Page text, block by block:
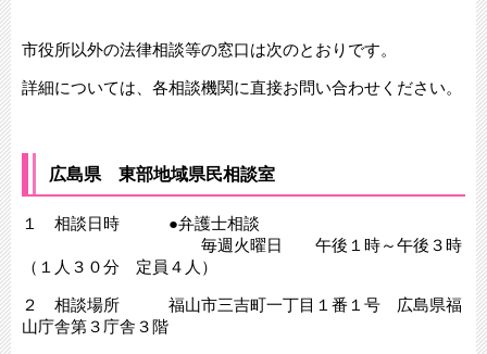
市役所以外の法律相談等の窓口は次のとおりです。
詳細については、各相談機関に直接お問い合わせください。
広島県 東部地域県民相談室
１ 相談日時 ●弁護士相談
毎週火曜日 午後１時～午後３時
（１人３０分 定員４人）
２ 相談場所 福山市三吉町一丁目１番１号 広島県福
山庁舎第３庁舎３階